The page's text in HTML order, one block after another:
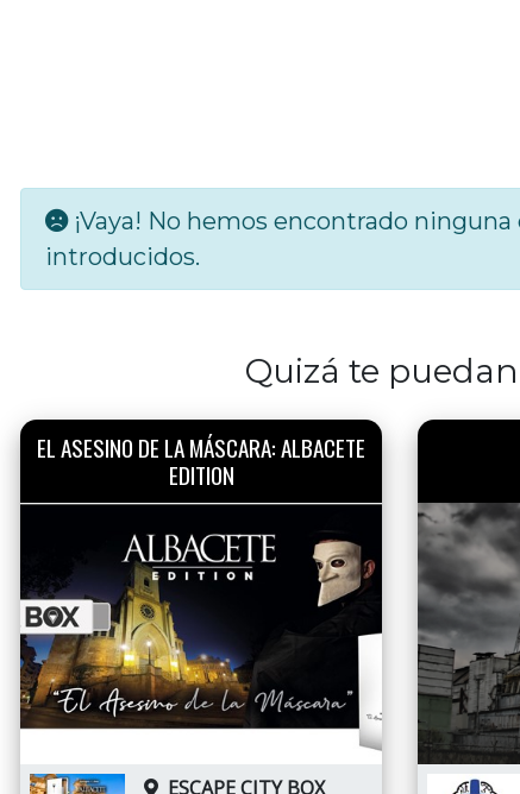
¡Vaya! No hemos encontrado
introducidos.
Quizá te
EL ASESINO DE LA MÁSCARA: ALBACETE
EDITION
ESCAPE CITY BOX